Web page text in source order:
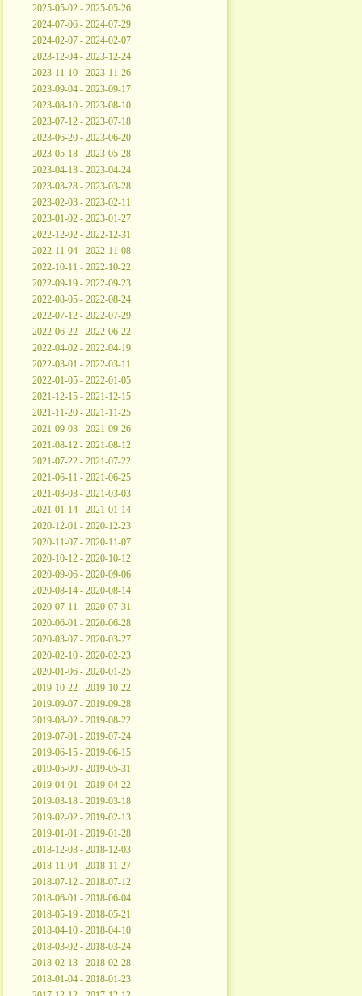
2025-05-02 - 2025-05-26
2024-07-06 - 2024-07-29
2024-02-07 - 2024-02-07
2023-12-04 - 2023-12-24
2023-11-10 - 2023-11-26
2023-09-04 - 2023-09-17
2023-08-10 - 2023-08-10
2023-07-12 - 2023-07-18
2023-06-20 - 2023-06-20
2023-05-18 - 2023-05-28
2023-04-13 - 2023-04-24
2023-03-28 - 2023-03-28
2023-02-03 - 2023-02-11
2023-01-02 - 2023-01-27
2022-12-02 - 2022-12-31
2022-11-04 - 2022-11-08
2022-10-11 - 2022-10-22
2022-09-19 - 2022-09-23
2022-08-05 - 2022-08-24
2022-07-12 - 2022-07-29
2022-06-22 - 2022-06-22
2022-04-02 - 2022-04-19
2022-03-01 - 2022-03-11
2022-01-05 - 2022-01-05
2021-12-15 - 2021-12-15
2021-11-20 - 2021-11-25
2021-09-03 - 2021-09-26
2021-08-12 - 2021-08-12
2021-07-22 - 2021-07-22
2021-06-11 - 2021-06-25
2021-03-03 - 2021-03-03
2021-01-14 - 2021-01-14
2020-12-01 - 2020-12-23
2020-11-07 - 2020-11-07
2020-10-12 - 2020-10-12
2020-09-06 - 2020-09-06
2020-08-14 - 2020-08-14
2020-07-11 - 2020-07-31
2020-06-01 - 2020-06-28
2020-03-07 - 2020-03-27
2020-02-10 - 2020-02-23
2020-01-06 - 2020-01-25
2019-10-22 - 2019-10-22
2019-09-07 - 2019-09-28
2019-08-02 - 2019-08-22
2019-07-01 - 2019-07-24
2019-06-15 - 2019-06-15
2019-05-09 - 2019-05-31
2019-04-01 - 2019-04-22
2019-03-18 - 2019-03-18
2019-02-02 - 2019-02-13
2019-01-01 - 2019-01-28
2018-12-03 - 2018-12-03
2018-11-04 - 2018-11-27
2018-07-12 - 2018-07-12
2018-06-01 - 2018-06-04
2018-05-19 - 2018-05-21
2018-04-10 - 2018-04-10
2018-03-02 - 2018-03-24
2018-02-13 - 2018-02-28
2018-01-04 - 2018-01-23